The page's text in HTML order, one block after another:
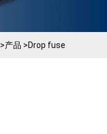
>产品 >Drop fuse